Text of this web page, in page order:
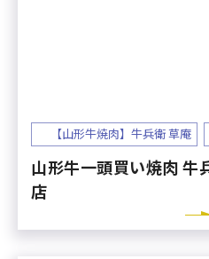
【山形牛焼肉】牛兵衛 草庵
山形牛一頭買い焼肉 牛
店